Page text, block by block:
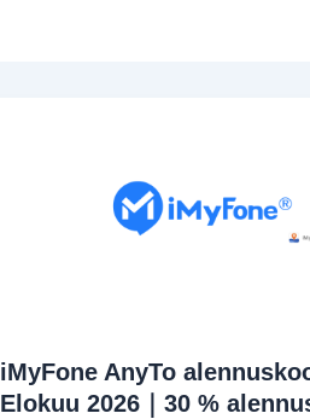
iMyFone AnyTo
Elokuu 2026｜30 %